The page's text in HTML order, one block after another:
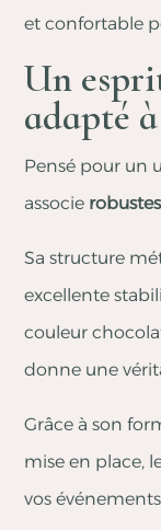
et confortable
Un
adapté
Pensé pour un
associe
Sa structure
excellente
couleur
donne une
Grâce à son
mise en place,
vos